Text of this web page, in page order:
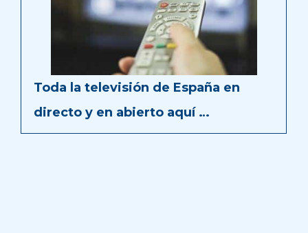
Toda la televisión de España en
directo y en abierto aquí …